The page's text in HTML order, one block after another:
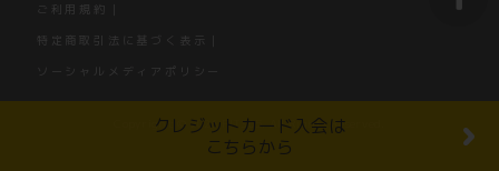
ご利用規約
特定商取引法に基づく表示
ソーシャルメディアポリシー
Copyright © 2026 FIT365. All Rights Reserved.
クレジットカード入会は
こちらから